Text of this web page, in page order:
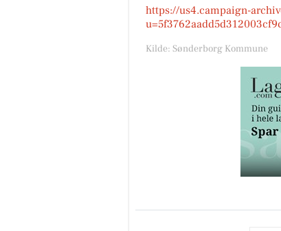
https://us4.campaign-
Kilde: Sønderborg Kommune